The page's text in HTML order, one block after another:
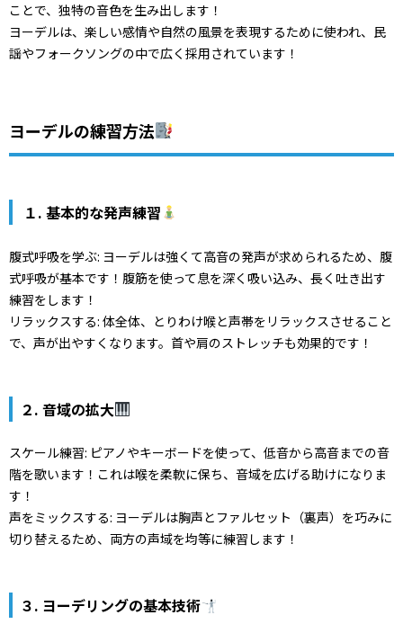
ことで、独特の音色を生み出します！
ヨーデルは、楽しい感情や自然の風景を表現するために使われ、民
謡やフォークソングの中で広く採用されています！
ヨーデルの練習方法
１. 基本的な発声練習
腹式呼吸を学ぶ: ヨーデルは強くて高音の発声が求められるため、腹
式呼吸が基本です！腹筋を使って息を深く吸い込み、長く吐き出す
練習をします！
リラックスする: 体全体、とりわけ喉と声帯をリラックスさせること
で、声が出やすくなります。首や肩のストレッチも効果的です！
２. 音域の拡大
スケール練習: ピアノやキーボードを使って、低音から高音までの音
階を歌います！これは喉を柔軟に保ち、音域を広げる助けになりま
す！
声をミックスする: ヨーデルは胸声とファルセット（裏声）を巧みに
切り替えるため、両方の声域を均等に練習します！
３. ヨーデリングの基本技術